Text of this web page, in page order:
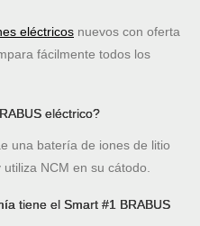
eléctricos nuevos con oferta
fácilmente todos los
eléctrico?
una batería de iones de litio
NCM en su cátodo.
tiene el Smart #1 BRABUS